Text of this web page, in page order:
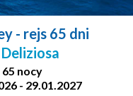
- rejs 65 dni
65 nocy
- 29.01.2027